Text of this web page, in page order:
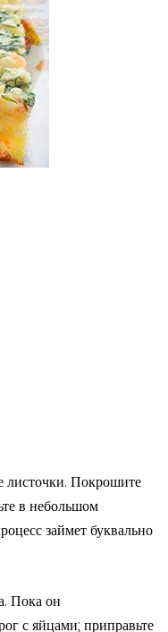
листочки. Покрошите
в небольшом
займет буквально
Пока он
с яйцами; приправьте